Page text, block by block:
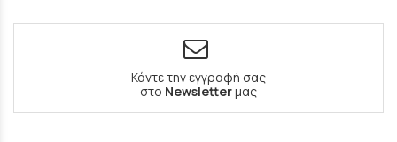
Κάντε την εγγραφή σας
στο Newsletterμας